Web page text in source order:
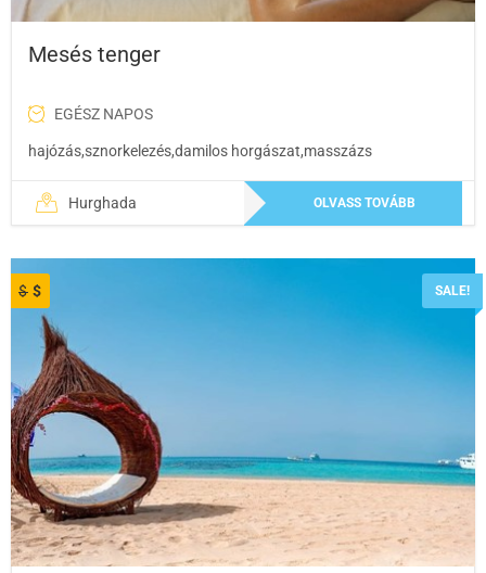
Mesés tenger
EGÉSZ NAPOS
hajózás,sznorkelezés,damilos horgászat,masszázs
Hurghada OLVASS TOVÁBB
$ $ SALE!